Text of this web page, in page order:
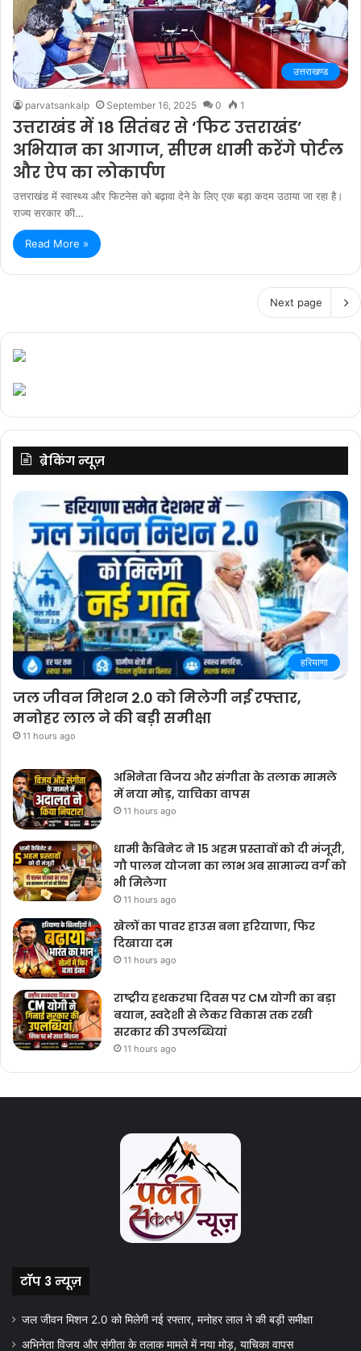
उत्तराखण्ड
parvatsankalp September 16, 2025 0 1
उत्तराखंड में 18 सितंबर से ‘फिट उत्तराखंड’
अभियान का आगाज, सीएम धामी करेंगे पोर्टल
और ऐप का लोकार्पण
उत्तराखंड में स्वास्थ्य और फिटनेस को बढ़ावा देने के लिए एक बड़ा कदम उठाया जा रहा है।
राज्य सरकार की…
Read More »
Next page
ब्रेकिंग न्यूज़
हरियाणा
जल जीवन मिशन 2.0 को मिलेगी नई रफ्तार,
मनोहर लाल ने की बड़ी समीक्षा
11 hours ago
अभिनेता विजय और संगीता के तलाक मामले
में नया मोड़, याचिका वापस
11 hours ago
धामी कैबिनेट ने 15 अहम प्रस्तावों को दी मंजूरी,
गौ पालन योजना का लाभ अब सामान्य वर्ग को
भी मिलेगा
11 hours ago
खेलों का पावर हाउस बना हरियाणा, फिर
दिखाया दम
11 hours ago
राष्ट्रीय हथकरघा दिवस पर CM योगी का बड़ा
बयान, स्वदेशी से लेकर विकास तक रखी
सरकार की उपलब्धियां
11 hours ago
टॉप 3 न्यूज़
जल जीवन मिशन 2.0 को मिलेगी नई रफ्तार, मनोहर लाल ने की बड़ी समीक्षा
अभिनेता विजय और संगीता के तलाक मामले में नया मोड़, याचिका वापस